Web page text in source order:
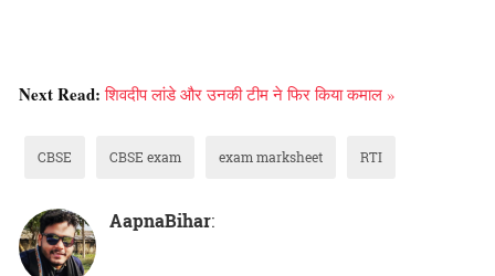
Next Read:शिवदीप लांडे और उनकी टीम ने फिर किया कमाल »
CBSE CBSE exam exam marksheet RTI
AapnaBihar: